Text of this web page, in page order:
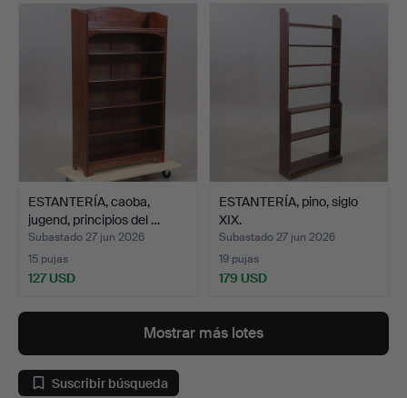
ESTANTERÍA, caoba,
jugend, principios del …
Subastado 27 jun 2026
15 pujas
127 USD
ESTANTERÍA, pino, siglo
XIX.
Subastado 27 jun 2026
19 pujas
179 USD
Mostrar más lotes
Suscribir búsqueda